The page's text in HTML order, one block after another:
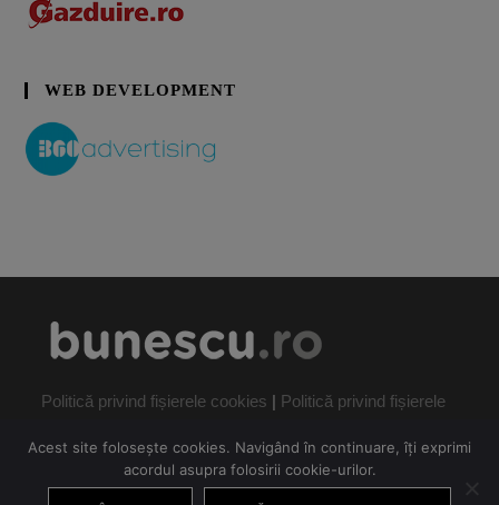
WEB DEVELOPMENT
Politică privind fișierele cookies | Politică privind fișierele
Acest site folosește cookies. Navigând în continuare, îți exprimi
acordul asupra folosirii cookie-urilor.